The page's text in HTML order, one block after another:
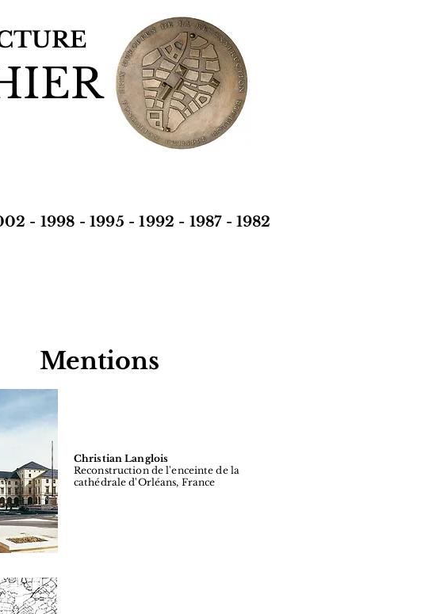
- 1998 -1995 -1992 - 1987- 1982
Mentions
Christian Langlois
Reconstruction de l'enceinte de la
cathédrale d'Orléans, France